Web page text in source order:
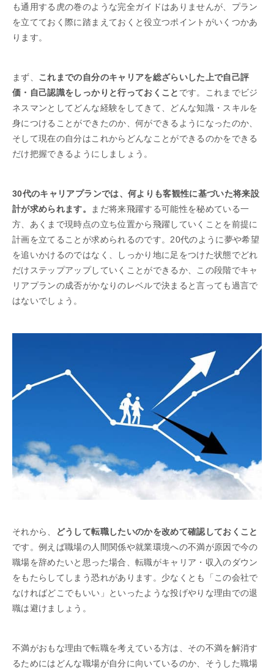
も通用する虎の巻のような完全ガイドはありませんが、プラン
を立てておく際に踏まえておくと役立つポイントがいくつかあ
ります。
まず、 これまでの自分のキャリアを総ざらいした上で自己評
価・自己認識をしっかりと行っておくこと です。これまでビジ
ネスマンとしてどんな経験をしてきて、どんな知識・スキルを
身につけることができたのか、何ができるようになったのか、
そして現在の自分はこれからどんなことができるのかをできる
だけ把握できるようにしましょう。
30代のキャリアプランでは、何よりも客観性に基づいた将来設
計が求められます。
まだ将来飛躍する可能性を秘めている一
方、あくまで現時点の立ち位置から飛躍していくことを前提に
計画を立てることが求められるのです。20代のように夢や希望
を追いかけるのではなく、しっかり地に足をつけた状態でどれ
だけステップアップしていくことができるか、この段階でキャ
リアプランの成否がかなりのレベルで決まると言っても過言で
はないでしょう。
それから、
どうして転職したいのかを改めて確認しておくこと
です。例えば職場の人間関係や就業環境への不満が原因で今の
職場を辞めたいと思った場合、転職がキャリア・収入のダウン
をもたらしてしまう恐れがあります。少なくとも「この会社で
なければどこでもいい」といったような投げやりな理由での退
職は避けましょう。
不満がおもな理由で転職を考えている方は、その不満を解消す
るためにはどんな職場が自分に向いているのか、そうした職場